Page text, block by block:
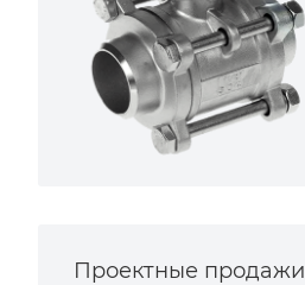
Проектные продажи